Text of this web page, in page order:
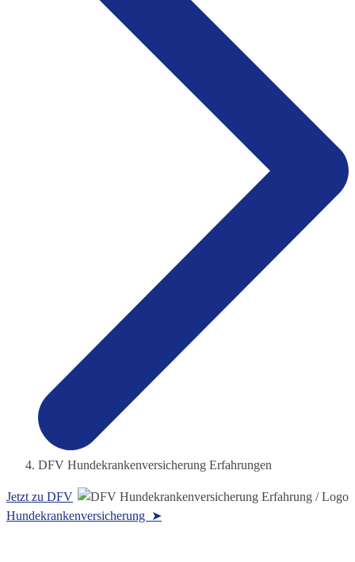
DFV Hundekrankenversicherung Erfahrungen
Jetzt zu DFV
Hundekrankenversicherung ➤